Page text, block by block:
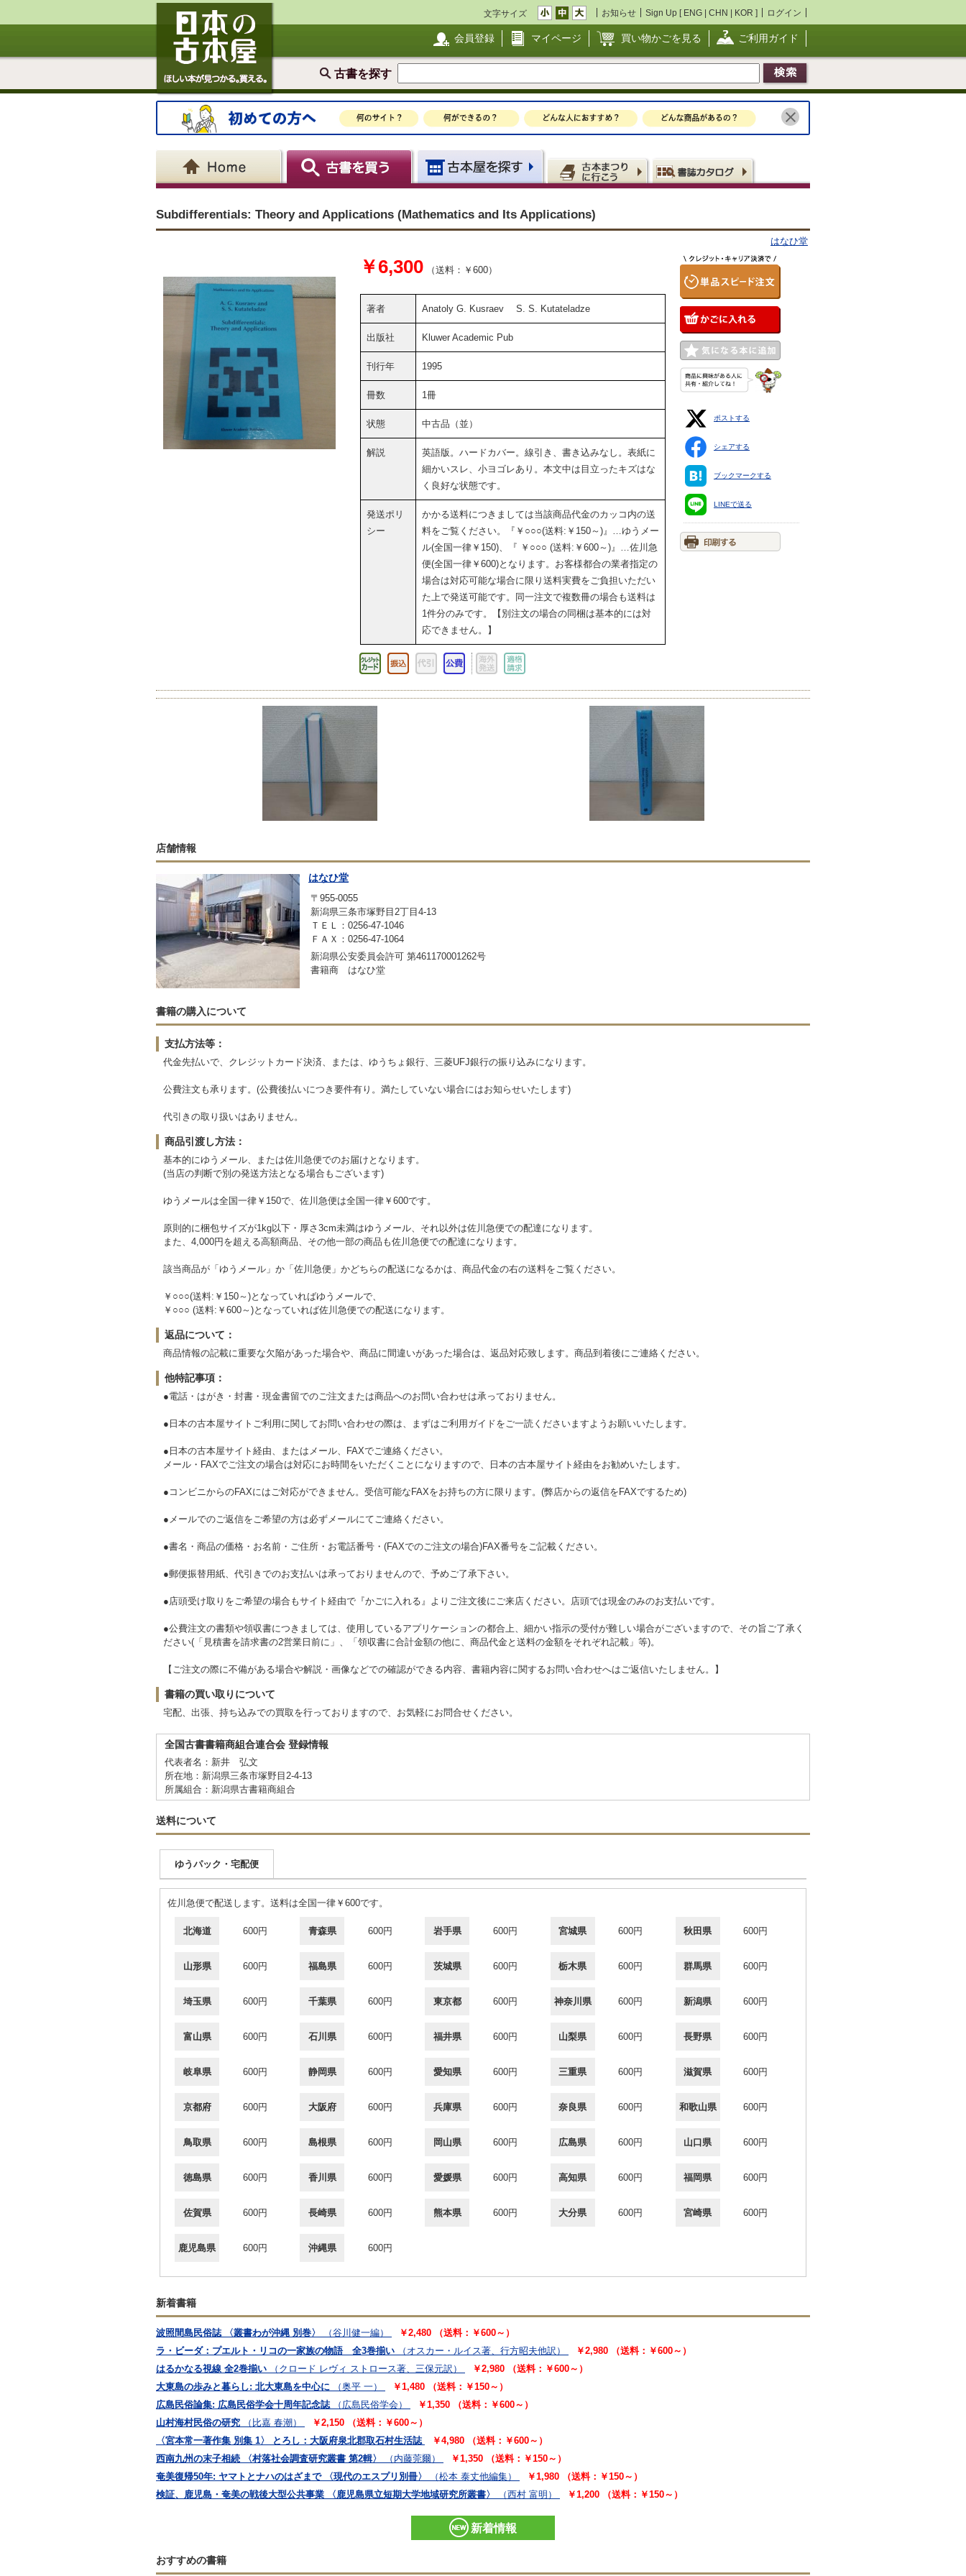
文字サイズ お知らせ Sign Up [ ENG | CHN | KOR ] ログイン
会員登録 マイページ 買い物かごを見る ご利用ガイド
古書を探す
Subdifferentials: Theory and Applications (Mathematics and Its Applications)
はなひ堂
￥6,300 （送料：￥600）
著者 Anatoly G. Kusraev S. S. Kutateladze
出版社 Kluwer Academic Pub
刊行年 1995
冊数 1冊
状態 中古品（並）
解説
英語版。ハードカバー。線引き、書き込みなし。表紙に
細かいスレ、小ヨゴレあり。本文中は目立ったキズはな
く良好な状態です。
発送ポリ
シー
かかる送料につきましては当該商品代金のカッコ内の送
料をご覧ください。『￥○○○(送料:￥150～)』…ゆうメー
ル(全国一律￥150)、『 ￥○○○ (送料:￥600～)』…佐川急
便(全国一律￥600)となります。お客様都合の業者指定の
場合は対応可能な場合に限り送料実費をご負担いただい
た上で発送可能です。同一注文で複数冊の場合も送料は
1件分のみです。【別注文の場合の同梱は基本的には対
応できません。】
ポストする
シェアする
ブックマークする
LINEで送る
店舗情報
はなひ堂
〒955-0055
新潟県三条市塚野目2丁目4-13
ＴＥＬ：0256-47-1046
ＦＡＸ：0256-47-1064
新潟県公安委員会許可 第461170001262号
書籍商 はなひ堂
書籍の購入について
支払方法等：
代金先払いで、クレジットカード決済、または、ゆうちょ銀行、三菱UFJ銀行の振り込みになります。
公費注文も承ります。(公費後払いにつき要件有り。満たしていない場合にはお知らせいたします)
代引きの取り扱いはありません。
商品引渡し方法：
基本的にゆうメール、または佐川急便でのお届けとなります。
(当店の判断で別の発送方法となる場合もございます)
ゆうメールは全国一律￥150で、佐川急便は全国一律￥600です。
原則的に梱包サイズが1kg以下・厚さ3cm未満はゆうメール、それ以外は佐川急便での配達になります。
また、4,000円を超える高額商品、その他一部の商品も佐川急便での配達になります。
該当商品が「ゆうメール」か「佐川急便」かどちらの配送になるかは、商品代金の右の送料をご覧ください。
￥○○○(送料:￥150～)となっていればゆうメールで、
￥○○○ (送料:￥600～)となっていれば佐川急便での配送になります。
返品について：
商品情報の記載に重要な欠陥があった場合や、商品に間違いがあった場合は、返品対応致します。商品到着後にご連絡ください。
他特記事項：
●電話・はがき・封書・現金書留でのご注文または商品へのお問い合わせは承っておりません。
●日本の古本屋サイトご利用に関してお問い合わせの際は、まずはご利用ガイドをご一読くださいますようお願いいたします。
●日本の古本屋サイト経由、またはメール、FAXでご連絡ください。
メール・FAXでご注文の場合は対応にお時間をいただくことになりますので、日本の古本屋サイト経由をお勧めいたします。
●コンビニからのFAXにはご対応ができません。受信可能なFAXをお持ちの方に限ります。(弊店からの返信をFAXでするため)
●メールでのご返信をご希望の方は必ずメールにてご連絡ください。
●書名・商品の価格・お名前・ご住所・お電話番号・(FAXでのご注文の場合)FAX番号をご記載ください。
●郵便振替用紙、代引きでのお支払いは承っておりませんので、予めご了承下さい。
●店頭受け取りをご希望の場合もサイト経由で『かごに入れる』よりご注文後にご来店ください。店頭では現金のみのお支払いです。
●公費注文の書類や領収書につきましては、使用しているアプリケーションの都合上、細かい指示の受付が難しい場合がございますので、その旨ご了承く
ださい(「見積書を請求書の2営業日前に」、「領収書に合計金額の他に、商品代金と送料の金額をそれぞれ記載」等)。
【ご注文の際に不備がある場合や解説・画像などでの確認ができる内容、書籍内容に関するお問い合わせへはご返信いたしません。】
書籍の買い取りについて
宅配、出張、持ち込みでの買取を行っておりますので、お気軽にお問合せください。
全国古書書籍商組合連合会 登録情報
代表者名：新井 弘文
所在地：新潟県三条市塚野目2-4-13
所属組合：新潟県古書籍商組合
送料について
ゆうパック・宅配便
佐川急便で配送します。送料は全国一律￥600です。
北海道 600円 青森県 600円 岩手県 600円 宮城県 600円 秋田県 600円
山形県 600円 福島県 600円 茨城県 600円 栃木県 600円 群馬県 600円
埼玉県 600円 千葉県 600円 東京都 600円 神奈川県 600円 新潟県 600円
富山県 600円 石川県 600円 福井県 600円 山梨県 600円 長野県 600円
岐阜県 600円 静岡県 600円 愛知県 600円 三重県 600円 滋賀県 600円
京都府 600円 大阪府 600円 兵庫県 600円 奈良県 600円 和歌山県 600円
鳥取県 600円 島根県 600円 岡山県 600円 広島県 600円 山口県 600円
徳島県 600円 香川県 600円 愛媛県 600円 高知県 600円 福岡県 600円
佐賀県 600円 長崎県 600円 熊本県 600円 大分県 600円 宮崎県 600円
鹿児島県 600円 沖縄県 600円
新着書籍
波照間島民俗誌 〈叢書わが沖縄 別巻〉 （谷川健一編）
￥2,480 （送料：￥600～）
ラ・ビーダ：プエルト・リコの一家族の物語 全3巻揃い
（オスカー・ルイス著、行方昭夫他訳）
￥2,980 （送料：￥600～）
はるかなる視線 全2巻揃い
（クロード レヴィ ストロース著、三保元訳）
￥2,980 （送料：￥600～）
大東島の歩みと暮らし: 北大東島を中心に
（奥平 一）
￥1,480 （送料：￥150～）
広島民俗論集: 広島民俗学会十周年記念誌
（広島民俗学会）
￥1,350 （送料：￥600～）
山村海村民俗の研究
（比嘉 春潮）
￥2,150 （送料：￥600～）
〈宮本常一著作集 別集 1〉 とろし：大阪府泉北郡取石村生活誌
￥4,980 （送料：￥600～）
西南九州の末子相続 〈村落社会調査研究叢書 第2輯〉
（内藤莞爾）
￥1,350 （送料：￥150～）
奄美復帰50年: ヤマトとナハのはざまで 〈現代のエスプリ別冊〉
（松本 泰丈他編集）
￥1,980 （送料：￥150～）
検証、鹿児島・奄美の戦後大型公共事業 〈鹿児島県立短期大学地域研究所叢書〉
（西村 富明） ￥1,200 （送料：￥150～）
新着情報
おすすめの書籍